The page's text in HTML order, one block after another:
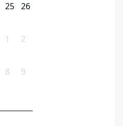
25 26
1 2
8 9